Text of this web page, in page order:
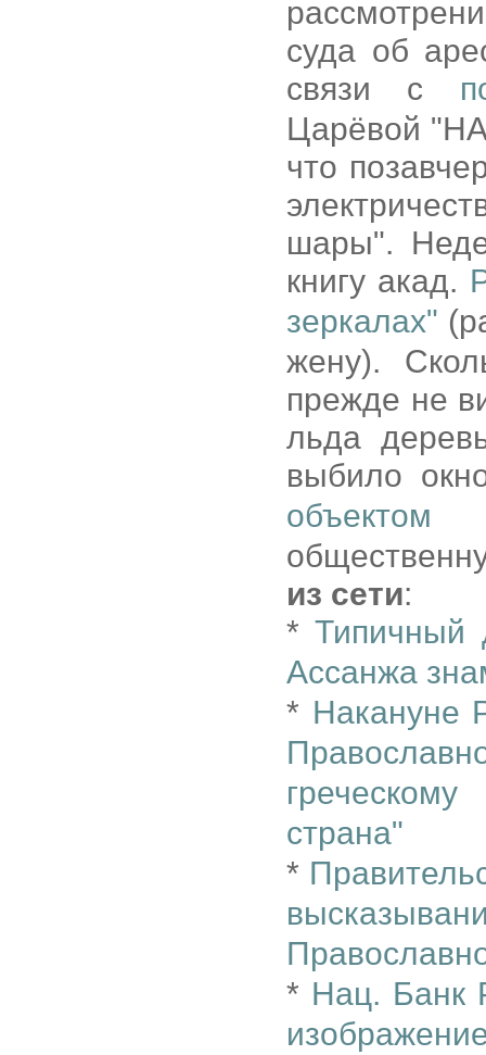
суда об
связи с
Царёвой
что
шары".
книгу акад.
зеркалах"
жену).
прежде не
льда
выбило
объектом
из сети:
*Типичный
Ассанжа
* Накануне
страна"
*
* Нац. Банк